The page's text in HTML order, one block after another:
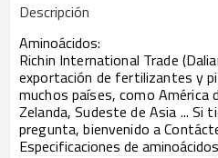
Descripción
Aminoácidos:
Richin International Trade
exportación de fertilizantes y
muchos países, como América
Zelanda, Sudeste de Asia ... Si
pregunta, bienvenido a
Especificaciones de